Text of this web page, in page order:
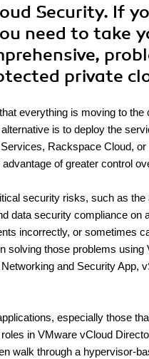
Security. If
need to take
private
everything is moving to
is to deploy the
Rackspace Cloud,
of greater control
security risks, such as
data security compliance
incorrectly, or sometimes
solving those problems
and Security App,
especially those
in VMware vCloud
walk through a hypervisor-